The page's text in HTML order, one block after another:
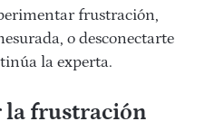
frustración,
o desconectarte
la experta.
la frustración